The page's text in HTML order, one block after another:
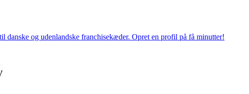
danske og udenlandske franchisekæder. Opret en profil på få minutter!